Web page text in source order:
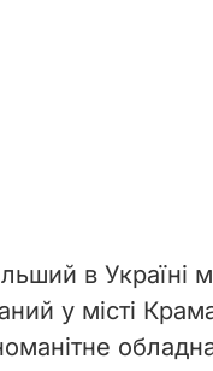
в Україні
у місті